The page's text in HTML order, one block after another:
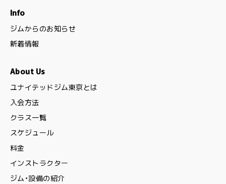
Info
ジムからのお知らせ
新着情報
About Us
ユナイテッドジム東京とは
入会方法
クラス一覧
スケジュール
料金
インストラクター
ジム・設備の紹介